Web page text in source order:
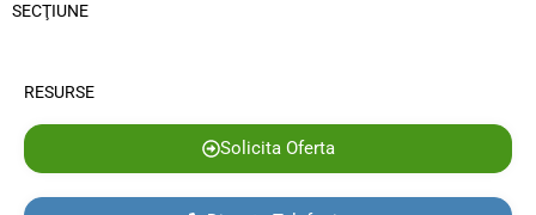
SECŢIUNE
RESURSE
Solicita Oferta